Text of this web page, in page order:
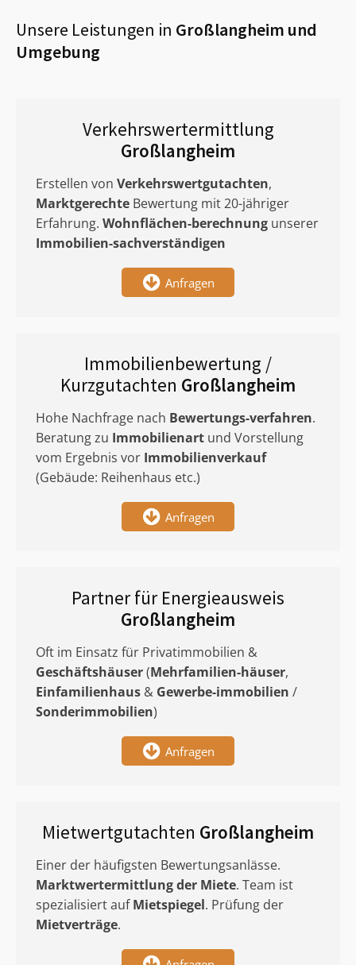
Unsere Leistungen in Großlangheim und
Umgebung
Verkehrswertermittlung
Großlangheim
Erstellen von Verkehrswertgutachten,
Marktgerechte Bewertung mit 20-jähriger
Erfahrung. Wohnflächen-berechnung unserer
Immobilien-sachverständigen
Anfragen
Immobilienbewertung /
Kurzgutachten Großlangheim
Hohe Nachfrage nach Bewertungs-verfahren.
Beratung zu Immobilienart und Vorstellung
vom Ergebnis vor Immobilienverkauf
(Gebäude: Reihenhaus etc.)
Anfragen
Partner für Energieausweis
Großlangheim
Oft im Einsatz für Privatimmobilien &
Geschäftshäuser(Mehrfamilien-häuser,
Einfamilienhaus & Gewerbe-immobilien /
Sonderimmobilien)
Anfragen
Mietwertgutachten Großlangheim
Einer der häufigsten Bewertungsanlässe.
Marktwertermittlungder Miete. Team ist
spezialisiert aufMietspiegel. Prüfung der
Mietverträge.